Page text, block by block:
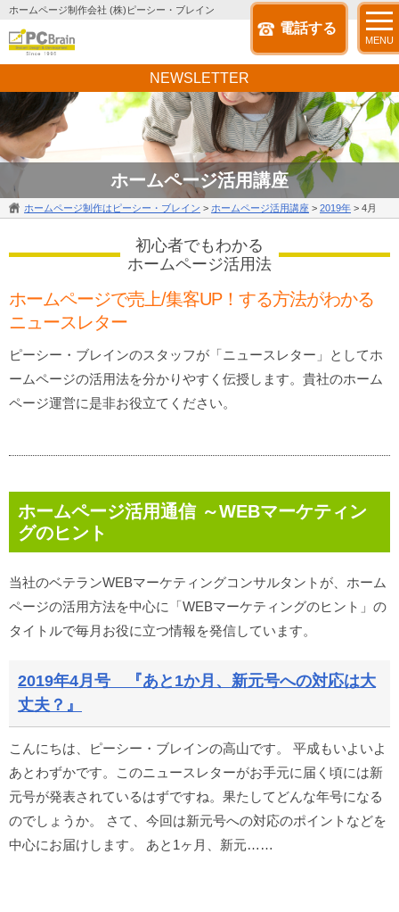
ホームページ制作会社 (株)ピーシー・ブレイン
電話する
MENU
ホームページ活用講座
NEWSLETTER
ホームページ制作はピーシー・ブレイン > ホームページ活用講座 > 2019年 > 4月
初心者でもわかる
ホームページ活用法
ホームページで売上/集客UP！する方法がわかる
ニュースレター
ピーシー・ブレインのスタッフが「ニュースレター」としてホ
ームページの活用法を分かりやすく伝授します。貴社のホーム
ページ運営に是非お役立てください。
ホームページ活用通信 ～WEBマーケティン
グのヒント
当社のベテランWEBマーケティングコンサルタントが、ホーム
ページの活用方法を中心に「WEBマーケティングのヒント」の
タイトルで毎月お役に立つ情報を発信しています。
2019年4月号 『あと1か月、新元号への対応は大
丈夫？』
こんにちは、ピーシー・ブレインの高山です。 平成もいよいよ
あとわずかです。このニュースレターがお手元に届く頃には新
元号が発表されているはずですね。果たしてどんな年号になる
のでしょうか。 さて、今回は新元号への対応のポイントなどを
中心にお届けします。 あと1ヶ月、新元……